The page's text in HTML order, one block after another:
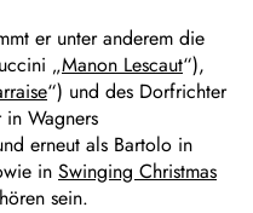
er unter anderem die
„Manon Lescaut“),
“) und des Dorfrichter
Wagners
erneut als Bartolo in
in Swinging Christmas
sein.